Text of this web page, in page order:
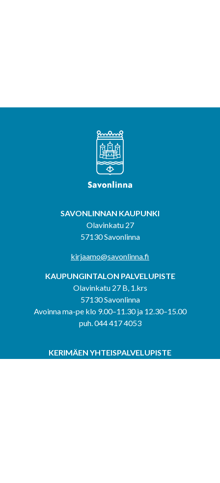
SAVONLINNAN KAUPUNKI
Olavinkatu 27
57130 Savonlinna
kirjaamo@savonlinna.fi
KAUPUNGINTALON PALVELUPISTE
Olavinkatu 27 B, 1.krs
57130 Savonlinna
Avoinna ma-pe klo 9.00–11.30 ja 12.30–15.00
puh. 044 417 4053
KERIMÄEN YHTEISPALVELUPISTE